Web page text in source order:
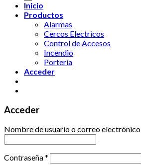
Inicio
Productos
Alarmas
Cercos Electricos
Control de Accesos
Incendio
Portería
Acceder
Acceder
Nombre de usuario o correo electrónico
Contraseña*